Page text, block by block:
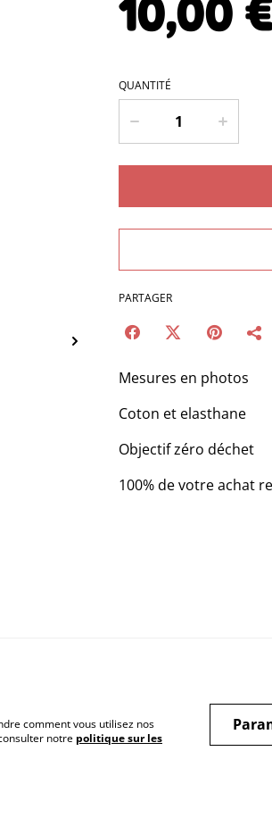
QUANTITÉ
PARTAGER
Mesures en photos
Coton et elasthane
Objectif zéro déchet
100% de votre achat
confidentialité
comment vous utilisez nos
notre politique sur les